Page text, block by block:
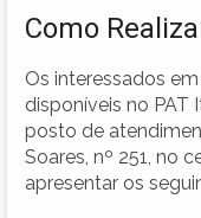
Como
Os interessados
disponíveis no PAT
posto de
Soares, nº 251, no
apresentar os